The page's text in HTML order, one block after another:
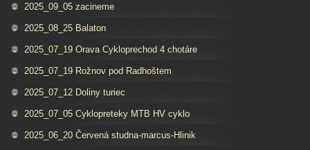
2025_09_05 zacineme
2025_08_25 Balaton
2025_07_19 Orava Cykloprechod 4 chotáre
2025_07_19 Rožnov pod Radhoštem
2025_07_12 Doliny turiec
2025_07_05 Cyklopreteky MTB HV cyklo
2025_06_20 Červená studna-marcus-Hlinik